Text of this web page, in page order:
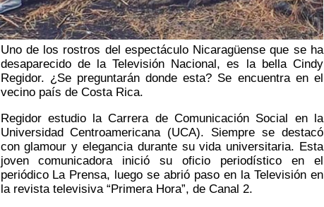
Uno de los rostros del espectáculo Nicaragüense que se ha
desaparecido de la Televisión Nacional, es la bella Cindy
Regidor. ¿Se preguntarán donde esta? Se encuentra en el
vecino país de Costa Rica.
Regidor estudio la Carrera de Comunicación Social en la
Universidad Centroamericana (UCA). Siempre se destacó
con glamour y elegancia durante su vida universitaria. Esta
joven comunicadora inició su oficio periodístico en el
periódico La Prensa, luego se abrió paso en la Televisión en
la revista televisiva “Primera Hora”, de Canal 2.